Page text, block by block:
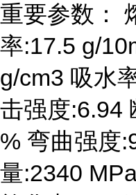
重要参数：
率:17.5 g/
g/cm3 吸水
击强度:6.94
% 弯曲强度
量:2340